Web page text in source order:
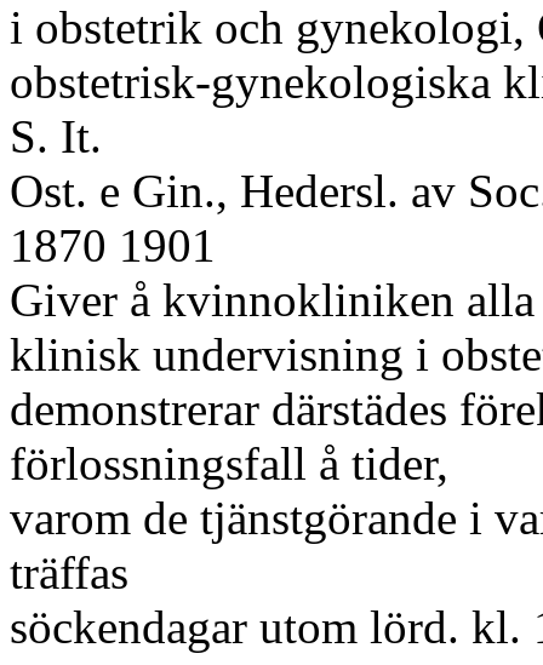
i obstetrik och gynekologi,
obstetrisk-gynekologiska
S. It.
Ost. e Gin., Hedersl. av
1870 1901
Giver å kvinnokliniken
klinisk undervisning i
demonstrerar därstädes
förlossningsfall å tider,
varom de tjänstgörande i
träffas
söckendagar utom lörd.